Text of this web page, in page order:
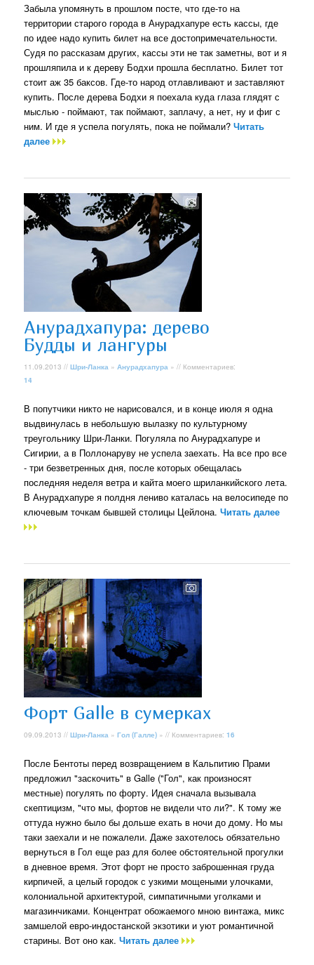
Забыла упомянуть в прошлом посте, что где-то на
территории старого города в Анурадхапуре есть кассы, где
по идее надо купить билет на все достопримечательности.
Судя по рассказам других, кассы эти не так заметны, вот и я
прошляпила и к дереву Бодхи прошла бесплатно. Билет тот
стоит аж 35 баксов. Где-то народ отлавливают и заставляют
купить. После дерева Бодхи я поехала куда глаза глядят с
мыслью - поймают, так поймают, заплачу, а нет, ну и фиг с
ним. И где я успела погулять, пока не поймали?Читать
далее
Анурадхапура: дерево
Будды и лангуры
11.09.2013 //Шри-Ланка »Анурадхапура » // Комментариев:
14
В попутчики никто не нарисовался, и в конце июля я одна
выдвинулась в небольшую вылазку по культурному
треугольнику Шри-Ланки. Погуляла по Анурадхапуре и
Сигирии, а в Поллонаруву не успела заехать. На все про все
- три безветренных дня, после которых обещалась
последняя неделя ветра и кайта моего шриланкийского лета.
В Анурадхапуре я полдня лениво каталась на велосипеде по
ключевым точкам бывшей столицы Цейлона.Читать далее
Форт Galle в сумерках
09.09.2013 //Шри-Ланка »Гол (Галле) » // Комментариев:16
После Бентоты перед возвращением в Кальпитию Прами
предложил "заскочить" в Galle ("Гол", как произносят
местные) погулять по форту. Идея сначала вызывала
скептицизм, "что мы, фортов не видели что ли?". К тому же
оттуда нужно было бы дольше ехать в ночи до дому. Но мы
таки заехали и не пожалели. Даже захотелось обязательно
вернуться в Гол еще раз для более обстоятельной прогулки
в дневное время. Этот форт не просто заброшенная груда
кирпичей, а целый городок с узкими мощеными улочками,
колониальной архитектурой, симпатичными уголками и
магазинчиками. Концентрат обожаемого мною винтажа, микс
замшелой евро-индостанской экзотики и уют романтичной
старины. Вот оно как.Читать далее